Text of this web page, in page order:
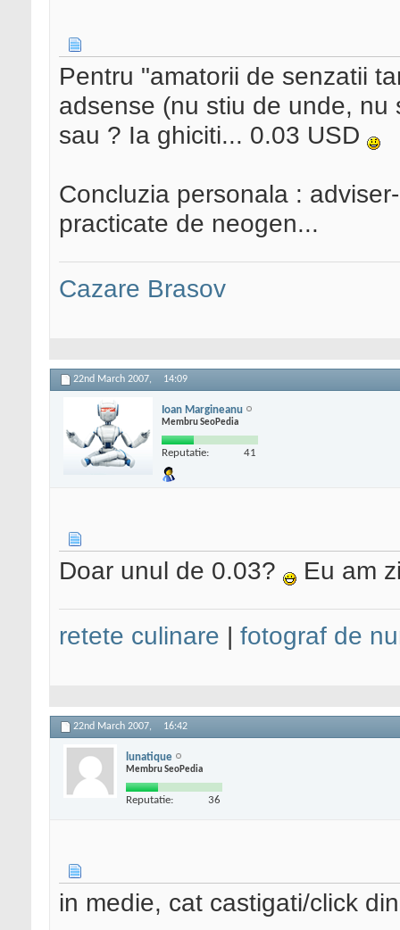
Pentru "amatorii de senzatii
adsense (nu stiu de unde,
sau ? Ia ghiciti... 0.03 USD
Concluzia personala :
practicate de neogen...
Cazare Brasov
22nd March 2007, 14:09
Ioan Margineanu
Membru SeoPedia
Reputatie: 41
Doar unul de 0.03? Eu am
retete culinare | fotograf de
22nd March 2007, 16:42
lunatique
Membru SeoPedia
Reputatie: 36
in medie, cat castigati/click